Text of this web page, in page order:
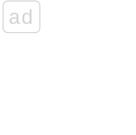
ad